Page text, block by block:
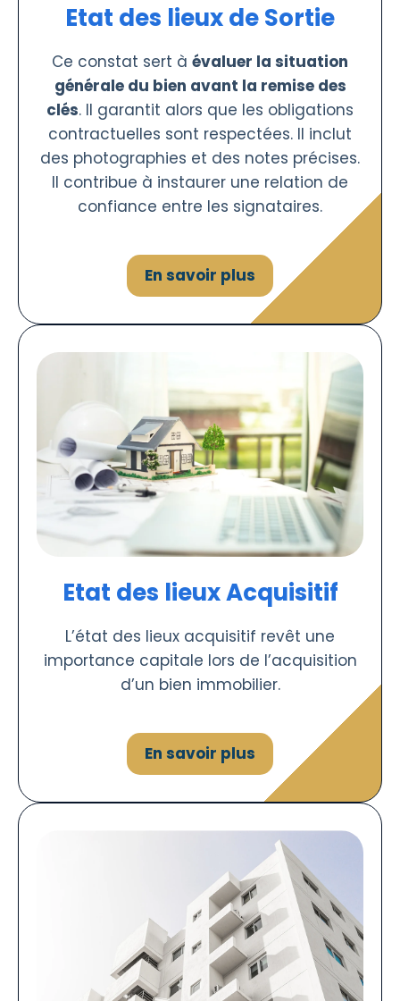
Etat des lieux de Sortie
Ce constat sert à évaluer la situation
générale du bien avant la remise des
clés. Il garantit alors que les obligations
contractuelles sont respectées. Il inclut
des photographies et des notes précises.
Il contribue à instaurer une relation de
confiance entre les signataires.
En savoir plus
Etat des lieux Acquisitif
L’état des lieux acquisitif revêt une
importance capitale lors de l’acquisition
d’un bien immobilier.
En savoir plus